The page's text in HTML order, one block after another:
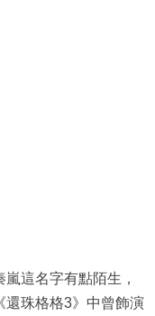
這名字有點陌生，
還珠格格3》中曾飾演